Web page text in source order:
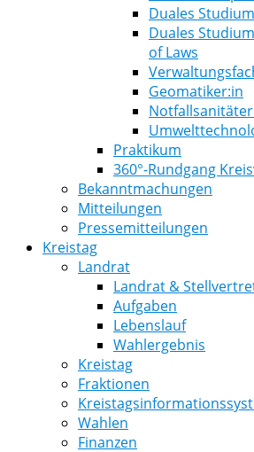
Duales
Duales
of Laws
Geomatiker:in
Praktikum
360°-Rundgang
Bekanntmachungen
Mitteilungen
Pressemitteilungen
Kreistag
Landrat
Landrat &
Aufgaben
Lebenslauf
Wahlergebnis
Kreistag
Fraktionen
Wahlen
Finanzen